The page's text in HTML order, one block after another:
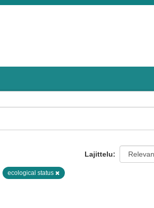
Lajittelu
ecological status